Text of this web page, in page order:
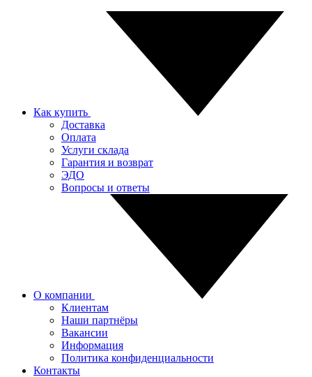
Как купить
Доставка
Оплата
Услуги склада
Гарантия и возврат
ЭДО
Вопросы и ответы
О компании
Клиентам
Наши партнёры
Вакансии
Информация
Политика конфиденциальности
Контакты